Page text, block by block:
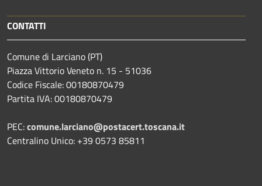
CONTATTI
Comune di Larciano (PT)
Piazza Vittorio Veneto n. 15 - 51036
Codice Fiscale: 00180870479
Partita IVA: 00180870479
PEC:comune.larciano@postacert.toscana.it
Centralino Unico: +39 0573 85811